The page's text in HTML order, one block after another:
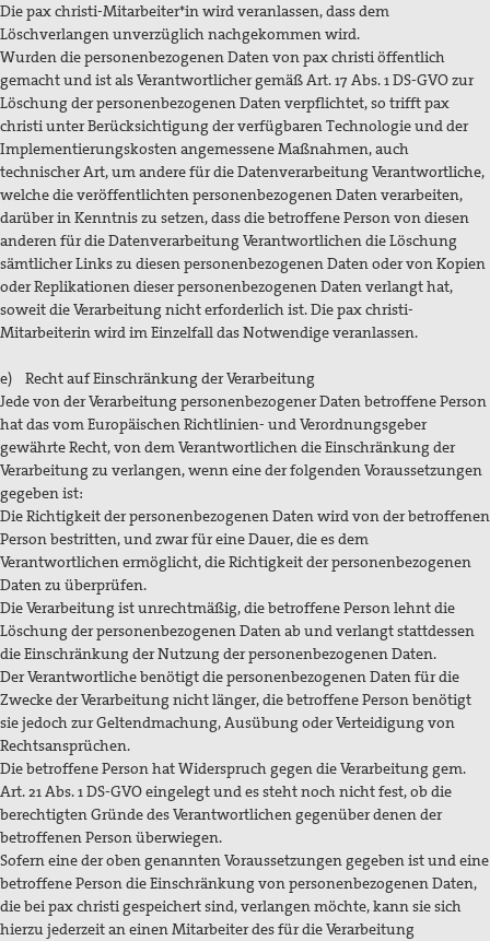
Die pax christi-Mitarbeiter*in wird veranlassen, dass dem
Löschverlangen unverzüglich nachgekommen wird.
Wurden die personenbezogenen Daten von pax christi öffentlich
gemacht und ist als Verantwortlicher gemäß Art. 17 Abs. 1 DS-GVO zur
Löschung der personenbezogenen Daten verpflichtet, so trifft pax
christi unter Berücksichtigung der verfügbaren Technologie und der
Implementierungskosten angemessene Maßnahmen, auch
technischer Art, um andere für die Datenverarbeitung Verantwortliche,
welche die veröffentlichten personenbezogenen Daten verarbeiten,
darüber in Kenntnis zu setzen, dass die betroffene Person von diesen
anderen für die Datenverarbeitung Verantwortlichen die Löschung
sämtlicher Links zu diesen personenbezogenen Daten oder von Kopien
oder Replikationen dieser personenbezogenen Daten verlangt hat,
soweit die Verarbeitung nicht erforderlich ist. Die pax christi-
Mitarbeiterin wird im Einzelfall das Notwendige veranlassen.
e) Recht auf Einschränkung der Verarbeitung
Jede von der Verarbeitung personenbezogener Daten betroffene Person
hat das vom Europäischen Richtlinien- und Verordnungsgeber
gewährte Recht, von dem Verantwortlichen die Einschränkung der
Verarbeitung zu verlangen, wenn eine der folgenden Voraussetzungen
gegeben ist:
Die Richtigkeit der personenbezogenen Daten wird von der betroffenen
Person bestritten, und zwar für eine Dauer, die es dem
Verantwortlichen ermöglicht, die Richtigkeit der personenbezogenen
Daten zu überprüfen.
Die Verarbeitung ist unrechtmäßig, die betroffene Person lehnt die
Löschung der personenbezogenen Daten ab und verlangt stattdessen
die Einschränkung der Nutzung der personenbezogenen Daten.
Der Verantwortliche benötigt die personenbezogenen Daten für die
Zwecke der Verarbeitung nicht länger, die betroffene Person benötigt
sie jedoch zur Geltendmachung, Ausübung oder Verteidigung von
Rechtsansprüchen.
Die betroffene Person hat Widerspruch gegen die Verarbeitung gem.
Art. 21 Abs. 1 DS-GVO eingelegt und es steht noch nicht fest, ob die
berechtigten Gründe des Verantwortlichen gegenüber denen der
betroffenen Person überwiegen.
Sofern eine der oben genannten Voraussetzungen gegeben ist und eine
betroffene Person die Einschränkung von personenbezogenen Daten,
die bei pax christi gespeichert sind, verlangen möchte, kann sie sich
hierzu jederzeit an einen Mitarbeiter des für die Verarbeitung